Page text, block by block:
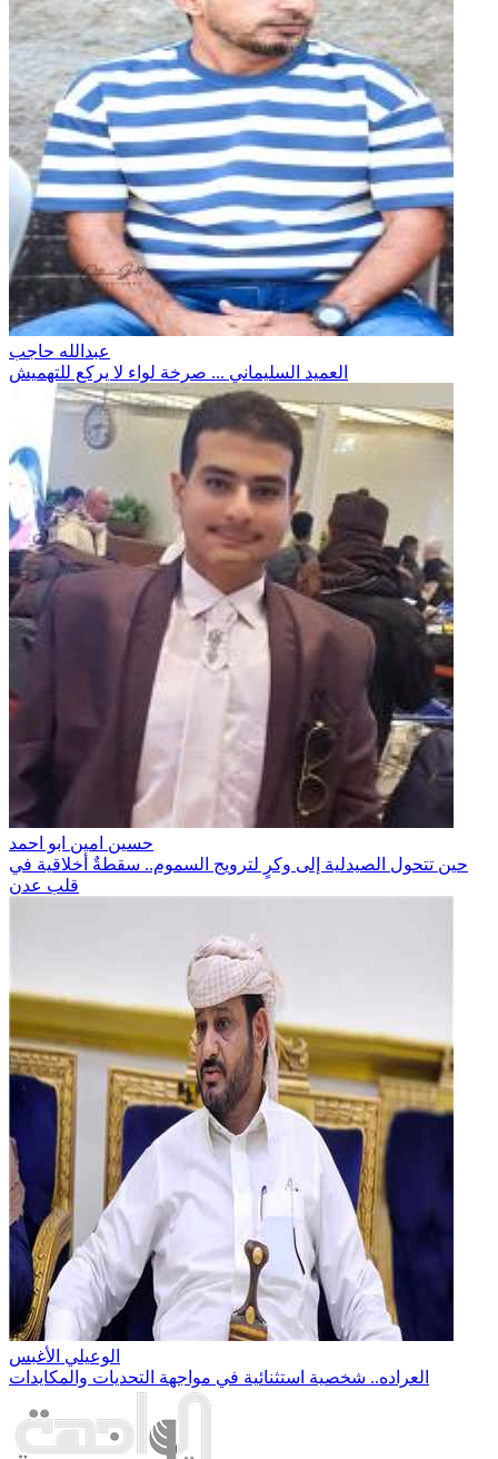
عبدالله حاجب
العميد السليماني ... صرخة لواء لا يركع للتهميش
حسين امين ابو احمد
حين تتحول الصيدلية إلى وكرٍ لترويج السموم.. سقطةٌ أخلاقية في
قلب عدن
الوعيلي الأغبس
العراده.. شخصية استثنائية في مواجهة التحديات والمكايدات